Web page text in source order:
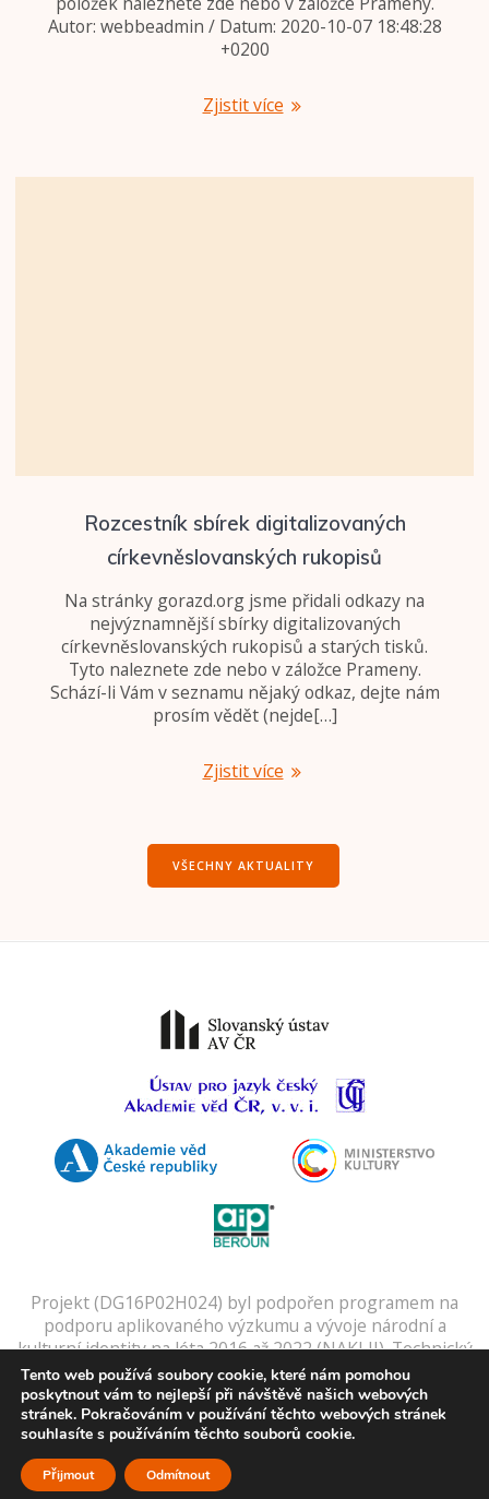
Autor: webbeadmin / Datum: 2020-10-07 18:48:28
+0200
Zjistit více
Rozcestník sbírek digitalizovaných
církevněslovanských rukopisů
Na stránky gorazd.org jsme přidali odkazy na
nejvýznamnější sbírky digitalizovaných
církevněslovanských rukopisů a starých tisků.
Tyto naleznete zde nebo v záložce Prameny.
Schází-li Vám v seznamu nějaký odkaz, dejte nám
prosím vědět (nejde[…]
Zjistit více
VŠECHNY AKTUALITY
Projekt (DG16P02H024) byl podpořen programem na
podporu aplikovaného výzkumu a vývoje národní a
kulturní identity na léta 2016 až 2022 (NAKI II). Technický
provozovatel: SUMA spol. s r.o.Digitální slovníky a
kartotéku zajišťujeGulliver.
Zpracování osobních údajů:Využívání osobních dat
Tento web používá soubory cookie, které nám pomohou
poskytnout vám to nejlepší při návštěvě našich webových
stránek. Pokračováním v používání těchto webových stránek
souhlasíte s používáním těchto souborů cookie.
Přijmout Odmítnout